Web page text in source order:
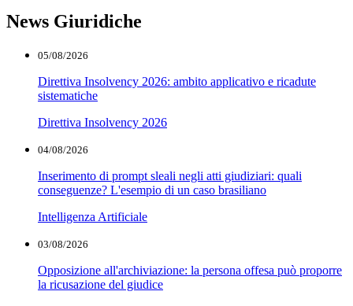
News Giuridiche
05/08/2026
Direttiva Insolvency 2026: ambito applicativo e ricadute
sistematiche
Direttiva Insolvency 2026
04/08/2026
Inserimento di prompt sleali negli atti giudiziari: quali
conseguenze? L'esempio di un caso brasiliano
Intelligenza Artificiale
03/08/2026
Opposizione all'archiviazione: la persona offesa può proporre
la ricusazione del giudice